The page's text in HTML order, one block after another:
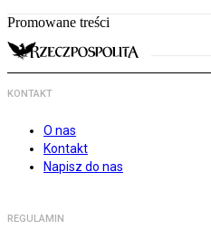
Promowane treści
KONTAKT
O nas
Kontakt
Napisz do nas
REGULAMIN